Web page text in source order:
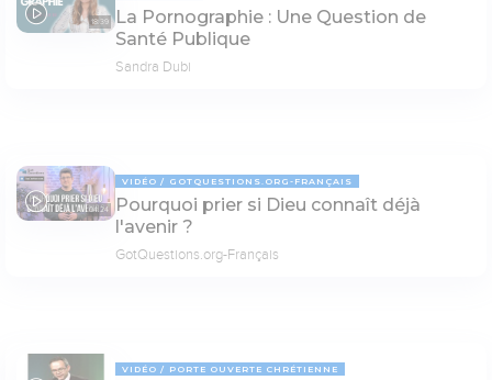
18:39
La Pornographie : Une Question de
Santé Publique
Sandra Dubi
04:24
VIDÉO GOTQUESTIONS.ORG-FRANÇAIS
Pourquoi prier si Dieu connaît déjà
l'avenir ?
GotQuestions.org-Français
VIDÉO PORTE OUVERTE CHRÉTIENNE